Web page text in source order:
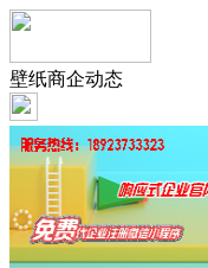
壁纸商企动态